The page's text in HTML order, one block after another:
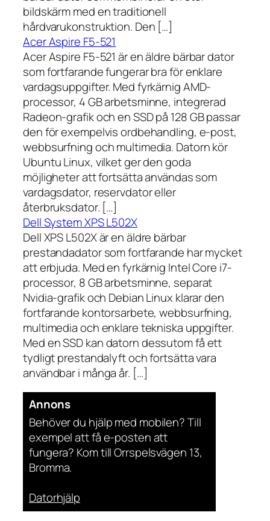
bildskärm med en traditionell
hårdvarukonstruktion. Den […]
Acer Aspire F5-521
Acer Aspire F5-521 är en äldre bärbar dator
som fortfarande fungerar bra för enklare
vardagsuppgifter. Med fyrkärnig AMD-
processor, 4 GB arbetsminne, integrerad
Radeon-grafik och en SSD på 128 GB passar
den för exempelvis ordbehandling, e-post,
webbsurfning och multimedia. Datorn kör
Ubuntu Linux, vilket ger den goda
möjligheter att fortsätta användas som
vardagsdator, reservdator eller
återbruksdator. […]
Dell System XPS L502X
Dell XPS L502X är en äldre bärbar
prestandadator som fortfarande har mycket
att erbjuda. Med en fyrkärnig Intel Core i7-
processor, 8 GB arbetsminne, separat
Nvidia-grafik och Debian Linux klarar den
fortfarande kontorsarbete, webbsurfning,
multimedia och enklare tekniska uppgifter.
Med en SSD kan datorn dessutom få ett
tydligt prestandalyft och fortsätta vara
användbar i många år. […]
Annons
Behöver du hjälp med mobilen? Till
exempel att få e-posten att
fungera? Kom till Orrspelsvägen 13,
Bromma.
Datorhjälp